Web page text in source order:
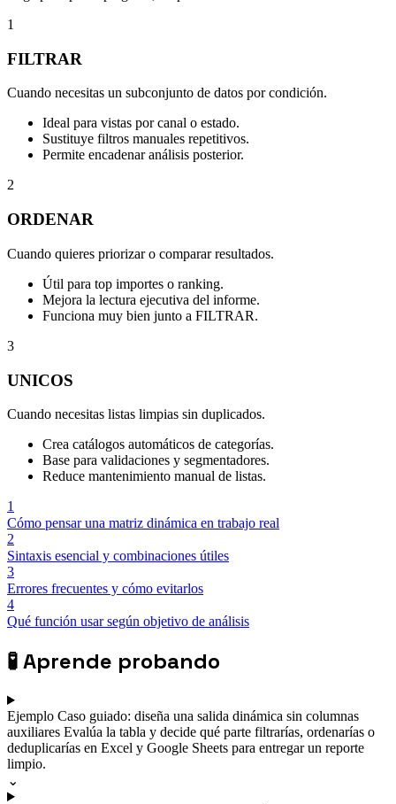
1
FILTRAR
Cuando necesitas un subconjunto de datos por condición.
Ideal para vistas por canal o estado.
Sustituye filtros manuales repetitivos.
Permite encadenar análisis posterior.
2
ORDENAR
Cuando quieres priorizar o comparar resultados.
Útil para top importes o ranking.
Mejora la lectura ejecutiva del informe.
Funciona muy bien junto a FILTRAR.
3
UNICOS
Cuando necesitas listas limpias sin duplicados.
Crea catálogos automáticos de categorías.
Base para validaciones y segmentadores.
Reduce mantenimiento manual de listas.
1
Cómo pensar una matriz dinámica en trabajo real
2
Sintaxis esencial y combinaciones útiles
3
Errores frecuentes y cómo evitarlos
4
Qué función usar según objetivo de análisis
🧪Aprende probando
Ejemplo Caso guiado: diseña una salida dinámica sin columnas
auxiliares Evalúa la tabla y decide qué parte filtrarías, ordenarías o
deduplicarías en Excel y Google Sheets para entregar un reporte
limpio.
⌄